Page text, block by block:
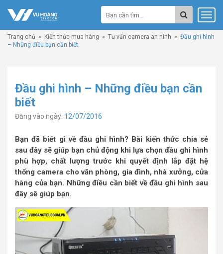
Trang chủ » Kiến thức mua hàng » Tư vấn camera an ninh » Đầu ghi hình
– Những điều bạn cần biết
Đầu ghi hình – Những điều bạn cần
biết
Đăng vào ngày: 12/07/2016
Bạn đã biết gì về đầu ghi hình? Bài kiến thức chia sẻ
sau đây sẽ giúp bạn chủ động khi lựa chọn đầu ghi hình
phù hợp, chất lượng trước khi quyết định lắp đặt hệ
thống camera cho văn phòng, gia đình, nhà xưởng, cửa
hàng của bạn. Những điều cần biết về đầu ghi hình sau
đây sẽ giúp bạn.